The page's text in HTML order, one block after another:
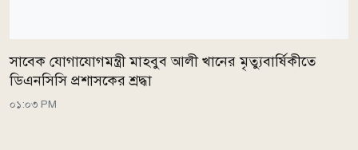
সাবেক যোগাযোগমন্ত্রী মাহবুব আলী খানের মৃত্যুবার্ষিকীতে
ডিএনসিসি প্রশাসকের শ্রদ্ধা
০১:০৩ PM